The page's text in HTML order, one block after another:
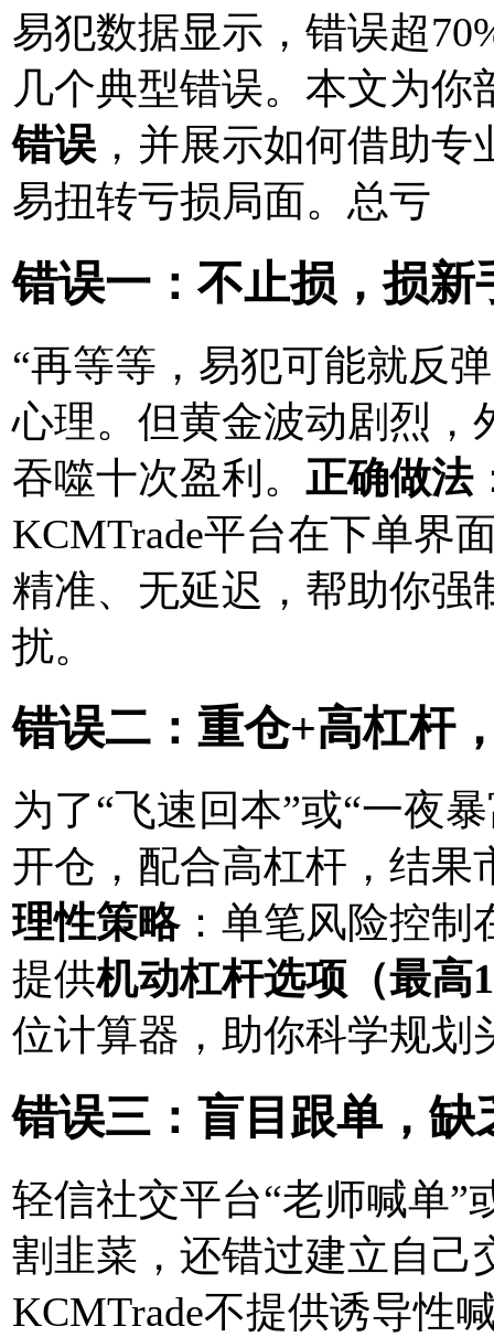
易犯数据显示，错误超
几个典型错误。本文为你
错误 ，并展示如何借助专
易扭转亏损局面。总亏
错误一：不止损，损
“再等等，易犯可能就反
心理。但黄金波动剧烈，
吞噬十次盈利。 正确做法
KCMTrade平台在下单界
精准、无延迟，帮助你强
扰。
错误二：重仓+高杠杆
为了“飞速回本”或“一夜
开仓，配合高杠杆，结果
理性策略：单笔风险控制
提供机动杠杆选项（最高
位计算器，助你科学规划
错误三：盲目跟单，缺
轻信社交平台“老师喊单”
割韭菜，还错过建立自己
KCMTrade不提供诱导性